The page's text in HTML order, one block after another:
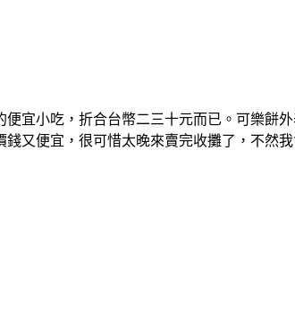
宜小吃，折合台幣二三十元而已。可樂餅
又便宜，很可惜太晚來賣完收攤了，不然我